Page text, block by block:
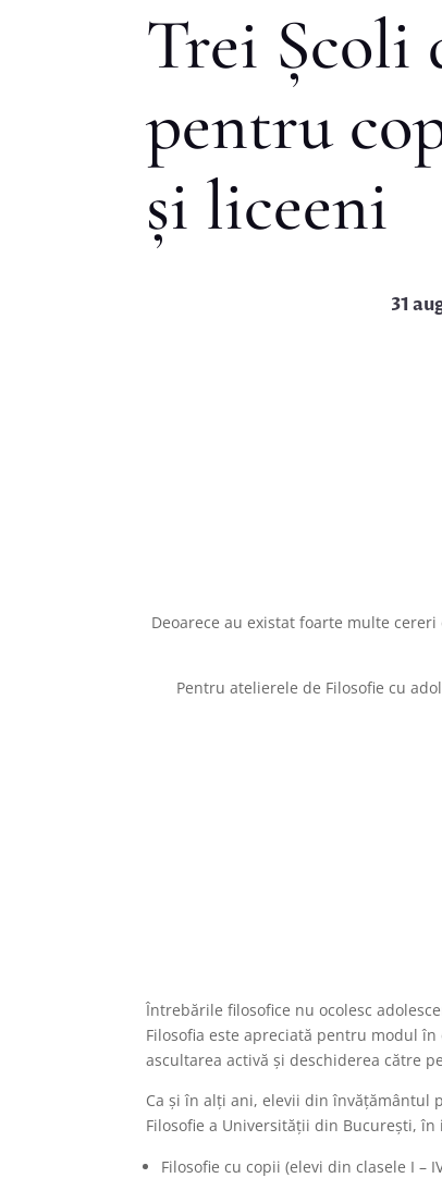
Trei Școli
pentru
și liceeni
31
Deoarece au existat foarte multe
Pentru atelierele de Filosofie cu
Întrebările filosofice nu ocolesc
Filosofia este apreciată pentru modul
ascultarea activă și deschiderea către
Ca și în alți ani, elevii din învățământul
Filosofie a Universității din București,
Filosofie cu copii (elevi din clasele I –